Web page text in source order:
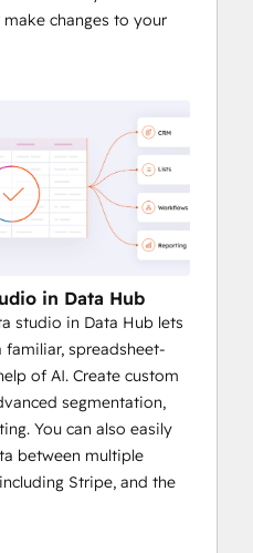
changes to your
in Data Hub
studio in Data Hub lets
spreadsheet-
of AI. Create custom
segmentation,
You can also easily
between multiple
Stripe, and the